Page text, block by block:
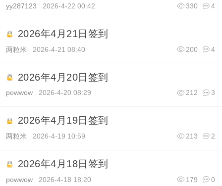
yy287123 2026-4-22 00:42 4
330
2026年4月21日签到
两粒米 2026-4-21 08:40 4
200
2026年4月20日签到
powwow2026-4-20 08:29 3
212
2026年4月19日签到
两粒米 2026-4-19 10:59 2
213
2026年4月18日签到
powwow2026-4-18 18:20 0
179